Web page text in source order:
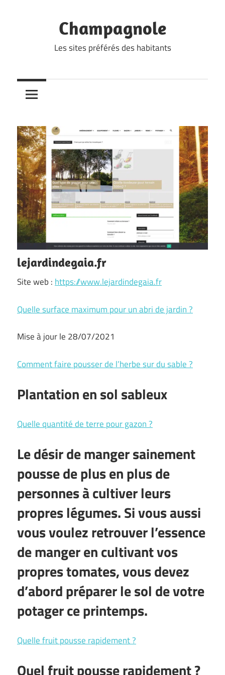
Champagnole
Les sites préférés des habitants
lejardindegaia.fr
Site web : https://www.lejardindegaia.fr
Quelle surface maximum pour un abri de jardin ?
Mise à jour le 28/07/2021
Comment faire pousser de l’herbe sur du sable ?
Plantation en sol sableux
Quelle quantité de terre pour gazon ?
Le désir de manger sainement
pousse de plus en plus de
personnes à cultiver leurs
propres légumes. Si vous aussi
vous voulez retrouver l’essence
de manger en cultivant vos
propres tomates, vous devez
d’abord préparer le sol de votre
potager ce printemps.
Quelle fruit pousse rapidement ?
Quel fruit pousse rapidement ?